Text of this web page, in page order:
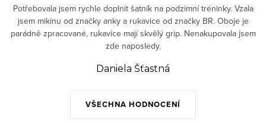
VŠECHNA HODNOCENÍ
Potřebovala jsem rychle doplnit šatník na podzimní tréninky. Vzala
jsem mikinu od značky anky a rukavice od značky BR. Oboje je
parádně zpracované, rukavice mají skvělý grip. Nenakupovala jsem
zde naposledy.
Daniela Šťastná